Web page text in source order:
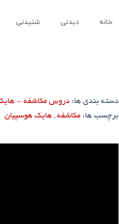
خانه دیدنی شنیدنی
دسته بندی ها: دروس مکاشفه -
برچسب ها: مکاشفه, هایک هوسپیان